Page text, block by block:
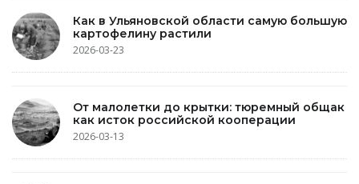
Как в Ульяновской области самую большую
картофелину растили
2026-03-23
От малолетки до крытки: тюремный общак
как исток российской кооперации
2026-03-13